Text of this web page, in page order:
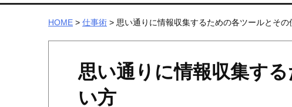
HOME > 仕事術 > 思い通りに情報収集するための各ツールとその
思い通りに情報収集す
い方